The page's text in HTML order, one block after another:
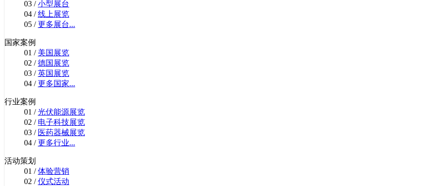
03 /小型展台
04 /线上展览
05 /更多展台...
国家案例
01 / 美国展览
02 /德国展览
03 /英国展览
04 /更多国家...
行业案例
01 /光伏能源展览
02 / 电子科技展览
03 / 医药器械展览
04 /更多行业...
活动策划
01 /体验营销
02 /仪式活动